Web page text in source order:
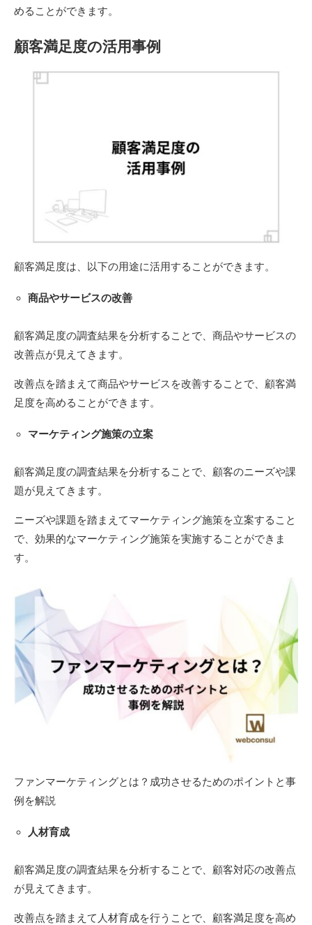
めることができます。
顧客満足度の活用事例
顧客満足度は、以下の用途に活用することができます。
商品やサービスの改善
顧客満足度の調査結果を分析することで、商品やサービスの
改善点が見えてきます。
改善点を踏まえて商品やサービスを改善することで、顧客満
足度を高めることができます。
マーケティング施策の立案
顧客満足度の調査結果を分析することで、顧客のニーズや課
題が見えてきます。
ニーズや課題を踏まえてマーケティング施策を立案すること
で、効果的なマーケティング施策を実施することができま
す。
ファンマーケティングとは？成功させるためのポイントと事
例を解説
人材育成
顧客満足度の調査結果を分析することで、顧客対応の改善点
が見えてきます。
改善点を踏まえて人材育成を行うことで、顧客満足度を高め